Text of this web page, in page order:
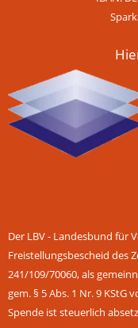
Der LBV - Landesbund für
Freistellungsbescheid des
241/109/70060, als
gem. § 5 Abs. 1 Nr. 9
Spende ist steuerlich